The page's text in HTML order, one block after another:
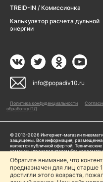
TREID-IN / Комиссионка
Калькулятор расчета дульной
энергии
info@popadiv10.ru
Политика конфиденциальности
обработку ПД
© 2013-2026 Интернет-магазин
защищены. Вся информация,
является публичной офертой.
изменены производителем без
Пользуясь сайтом Popadiv10.ru,
прописанными в
Политике
Обратите внимание, что
предназначен для лиц старше
достигли этого возраста,